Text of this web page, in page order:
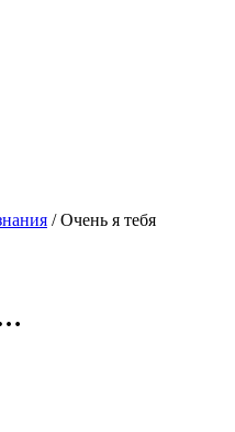
/Очень я тебя